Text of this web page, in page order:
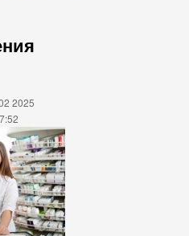
2025
7:52